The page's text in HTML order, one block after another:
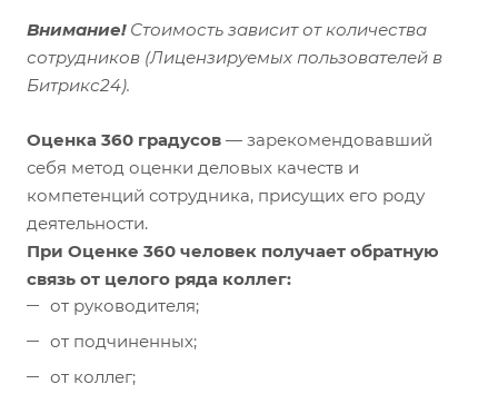
Внимание!Стоимость зависит от количества
сотрудников (Лицензируемых пользователей в
Битрикс24).
Оценка 360 градусов — зарекомендовавший
себя метод оценки деловых качеств и
компетенций сотрудника, присущих его роду
деятельности.
При Оценке 360 человек получает обратную
связь от целого ряда коллег:
от руководителя;
от подчиненных;
от коллег;